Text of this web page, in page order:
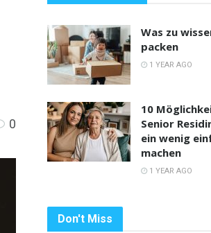
0
Was zu
packen
1 YEAR AGO
10
Senior
ein wenig
machen
1 YEAR AGO
Don't Miss